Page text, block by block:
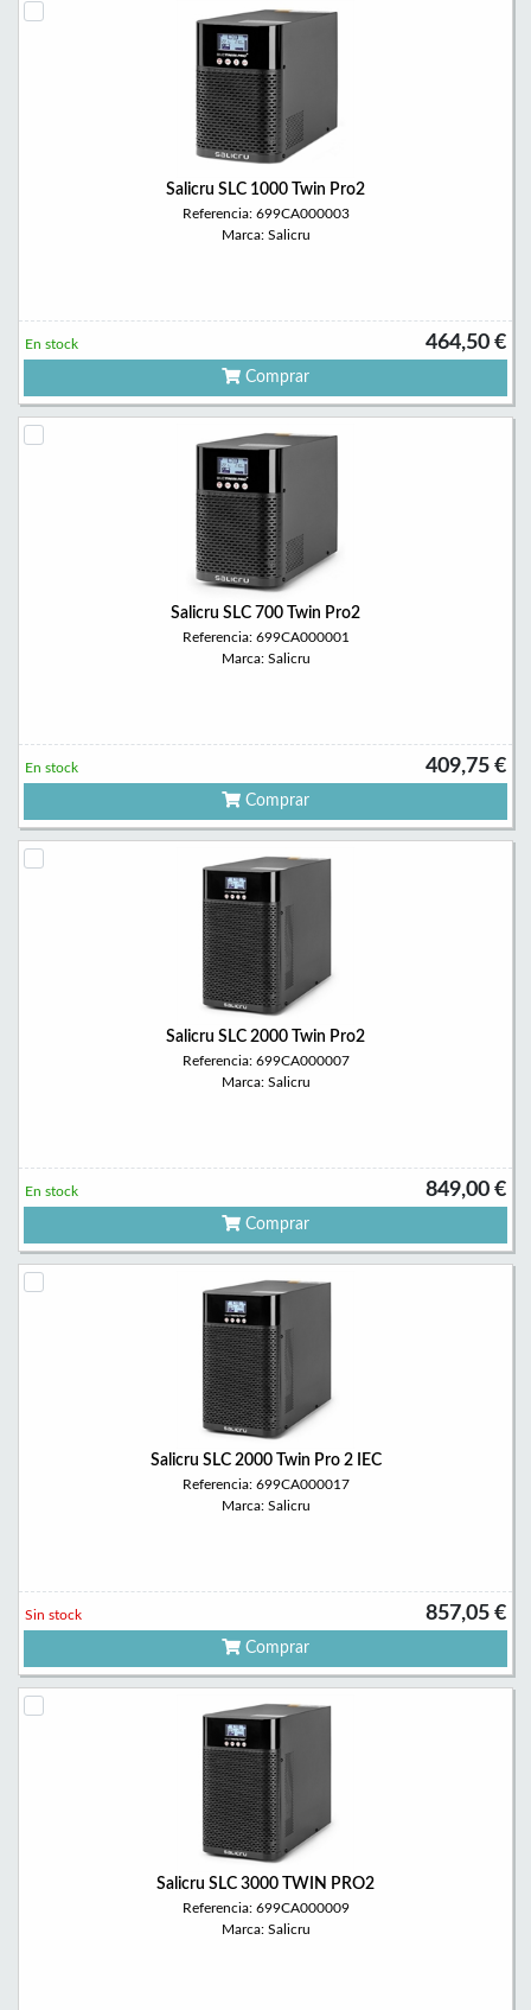
Salicru SLC 1000 Twin Pro2
Referencia: 699CA000003
Marca: Salicru
464,50 €
En stock
Comprar
Salicru SLC 700 Twin Pro2
Referencia: 699CA000001
Marca: Salicru
409,75 €
En stock
Comprar
Salicru SLC 2000 Twin Pro2
Referencia: 699CA000007
Marca: Salicru
849,00 €
En stock
Comprar
Salicru SLC 2000 Twin Pro 2 IEC
Referencia: 699CA000017
Marca: Salicru
857,05 €
Sin stock
Comprar
Salicru SLC 3000 TWIN PRO2
Referencia: 699CA000009
Marca: Salicru